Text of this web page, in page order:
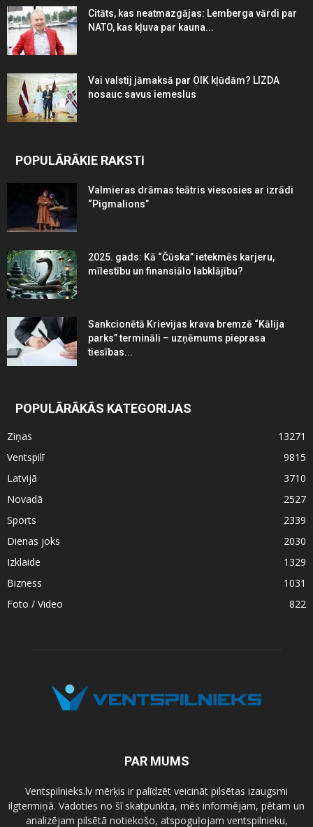
Citāts, kas neatmazgājas: Lemberga vārdi par
NATO, kas kļuva par kauna...
Vai valstij jāmaksā par OIK kļūdām? LIZDA
nosauc savus iemeslus
POPULĀRĀKIE RAKSTI
Valmieras drāmas teātris viesosies ar izrādi
“Pigmalions”
2025. gads: Kā “Čūska” ietekmēs karjeru,
mīlestību un finansiālo labklājību?
Sankcionētā Krievijas krava bremzē “Kālija
parks” termināli – uzņēmums pieprasa
tiesības...
POPULĀRĀKĀS KATEGORIJAS
Ziņas
13271
Ventspilī
9815
Latvijā
3710
Novadā
2527
Sports
2339
Dienas joks
2030
Izklaide
1329
Bizness
1031
Foto / Video
822
PAR MUMS
Ventspilnieks.lv mērķis ir palīdzēt veicināt pilsētas izaugsmi
ilgtermiņā. Vadoties no šī skatpunkta, mēs informējam, pētam un
analizējam pilsētā notiekošo, atspoguļojam ventspilnieku,